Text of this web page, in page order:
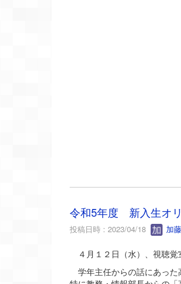
令和5年度 新入生オ
投稿日時 : 2023/04/18 加
４月１２日（水）、視聴覚
学年主任からの話にあった